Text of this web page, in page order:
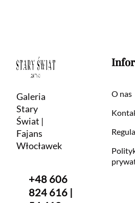
Galeria
Stary
Świat |
Fajans
Włocławek
+48 606
824 616 |
O nas